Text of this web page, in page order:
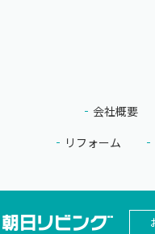
会社概要
リフォーム